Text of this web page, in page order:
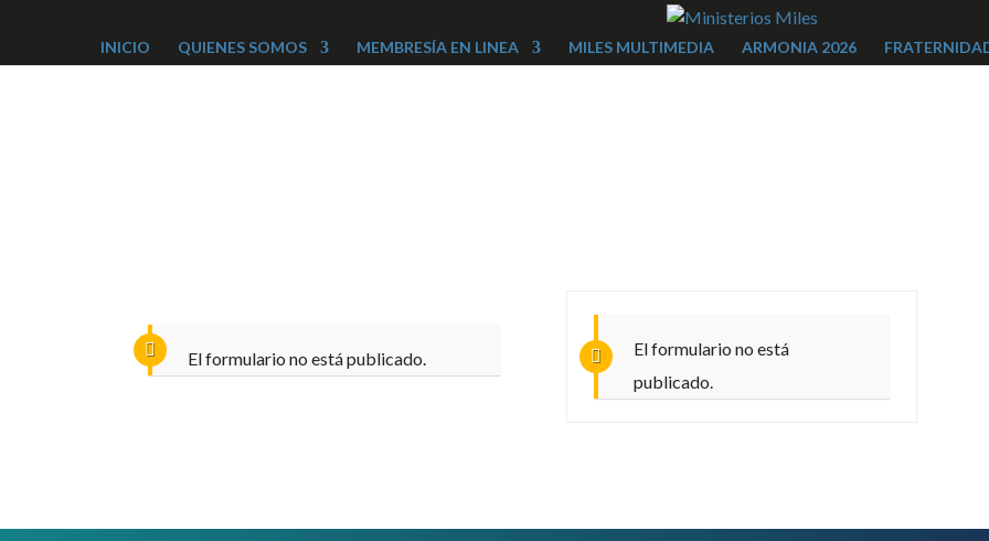
INICIO QUIENES SOMOS MEMBRESÍA EN LINEA MILES MULTIMEDIA ARMONIA 2026
El formulario no está publicado.
El formulario no está
publicado.